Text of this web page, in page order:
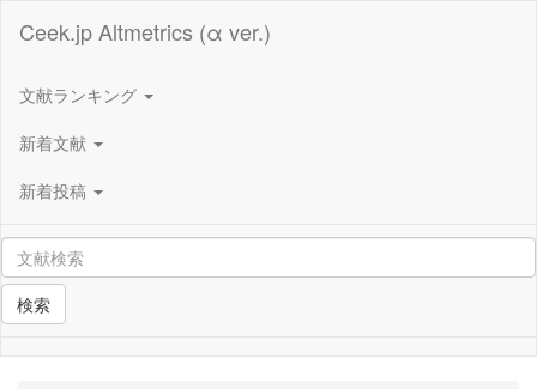
Ceek.jp Altmetrics (α ver.)
文献ランキング
新着文献
新着投稿
検索